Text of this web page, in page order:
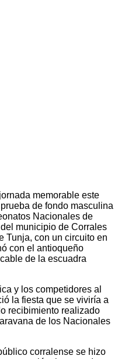
memorable este
de fondo masculina
Nacionales de
municipio de Corrales
Tunja, con un circuito en
con el antioqueño
de la escuadra
y los competidores al
la fiesta que se viviría a
recibimiento realizado
de los Nacionales
corralense se hizo